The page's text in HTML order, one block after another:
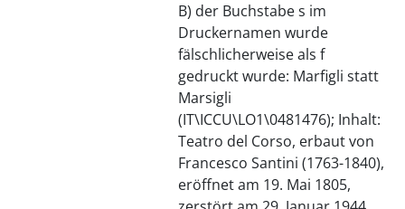
B) der Buchstabe s im
Druckernamen wurde
fälschlicherweise als f
gedruckt wurde: Marfigli statt
Marsigli
(IT\ICCU\LO1\0481476); Inhalt:
Teatro del Corso, erbaut von
Francesco Santini (1763-1840),
eröffnet am 19. Mai 1805,